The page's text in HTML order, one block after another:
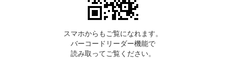
スマホからもご覧になれます。
バーコードリーダー機能で
読み取ってご覧ください。